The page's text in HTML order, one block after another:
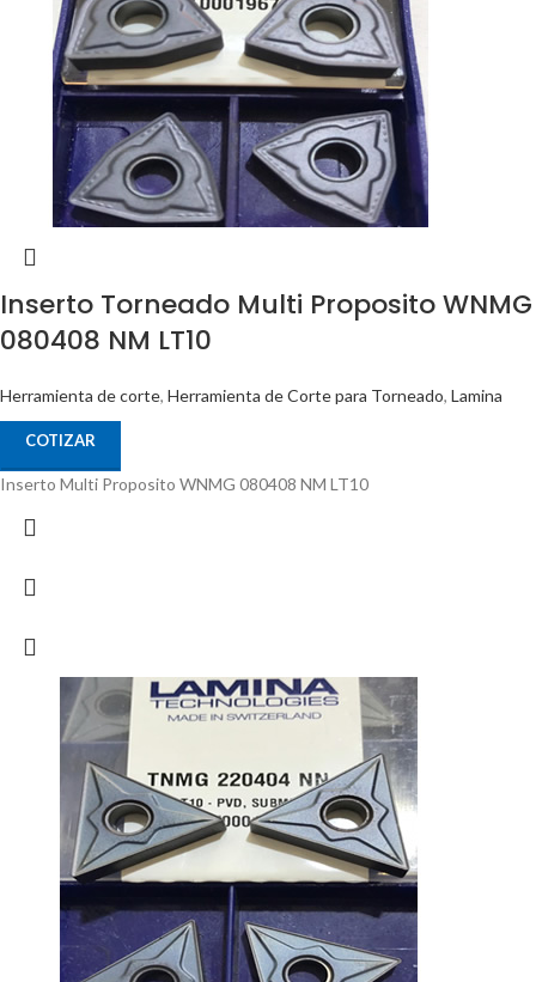
Inserto Torneado Multi Proposito WNMG
080408 NM LT10
Herramienta de corte, Herramienta de Corte para Torneado, Lamina
COTIZAR
Inserto Multi Proposito WNMG 080408 NM LT10